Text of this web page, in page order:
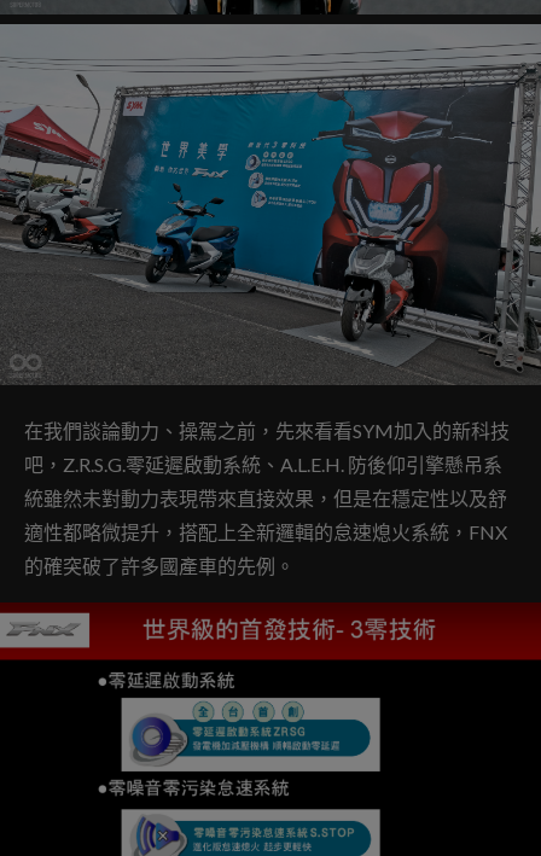
在我們談論動力、操駕之前，先來看看SYM加入的新科技
吧，Z.R.S.G.零延遲啟動系統、A.L.E.H. 防後仰引擎懸吊系
統雖然未對動力表現帶來直接效果，但是在穩定性以及舒
適性都略微提升，搭配上全新邏輯的怠速熄火系統，FNX
的確突破了許多國產車的先例。